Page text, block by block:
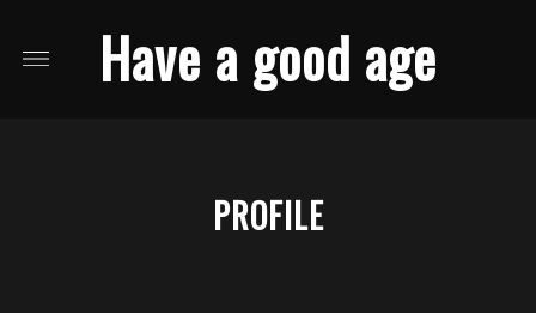
Have a good age
PROFILE